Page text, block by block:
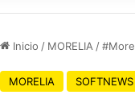
Inicio / MORELIA /
MORELIA SOFTNEWS